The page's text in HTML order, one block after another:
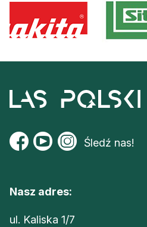
Śledź nas!
Nasz adres:
ul. Kaliska 1/7